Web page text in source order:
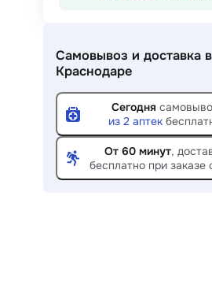
Самовывоз и доставка в
Краснодаре
Сегодня
из 2 аптек
От 60 минут,
бесплатно при заказе